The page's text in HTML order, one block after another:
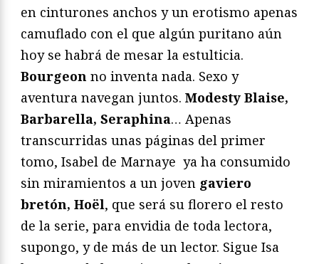
en cinturones anchos y un erotismo apenas
camuflado con el que algún puritano aún
hoy se habrá de mesar la estulticia.
Bourgeon no inventa nada. Sexo y
aventura navegan juntos. Modesty Blaise,
Barbarella, Seraphina… Apenas
transcurridas unas páginas del primer
tomo, Isabel de Marnaye ya ha consumido
sin miramientos a un joven gaviero
bretón, Hoël, que será su florero el resto
de la serie, para envidia de toda lectora,
supongo, y de más de un lector. Sigue Isa